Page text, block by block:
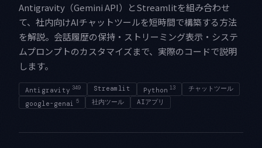
Antigravity（Gemini API）とStreamlitを組み合わせ
て、社内向けAIチャットツールを短時間で構築する方法
を解説。会話履歴の保持・ストリーミング表示・システ
ムプロンプトのカスタマイズまで、実際のコードで説明
します。
Antigravity 349 Streamlit Python 13
チャットツール
google-genai 5 社内ツール AIアプリ